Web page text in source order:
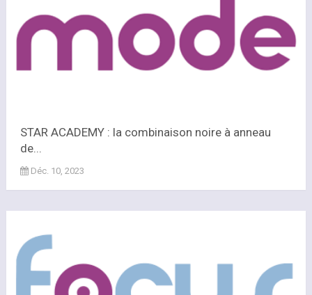
STAR ACADEMY : la combinaison noire à anneau
de...
Déc. 10, 2023